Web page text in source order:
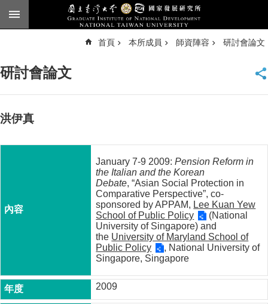
跳到主要內容區塊
臺
頁
所
簡
成
員
首頁 本所成員 師資陣容 研討會論文
研討會論文
洪伊真
January 7-9 2009:Pension Reform in
the Italian and the Korean
Debate, “Asian Social Protection in
Comparative Perspective”, co-
sponsored by APPAM, Lee Kuan Yew
School of Public Policy
(National
University of Singapore) and
the University of Maryland School of
Public Policy
, National University of
Singapore, Singapore
2009